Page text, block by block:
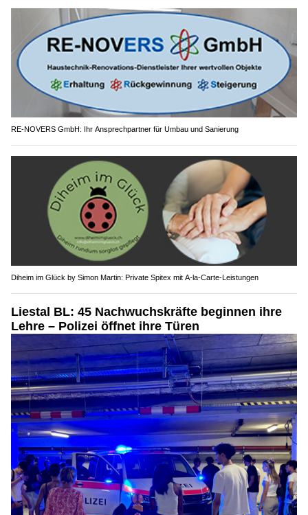
RE-NOVERS GmbH: Ihr Ansprechpartner für Umbau und Sanierung
Diheim im Glück by Simon Martin: Private Spitex mit A-la-Carte-Leistungen
Liestal BL: 45 Nachwuchskräfte beginnen ihre
Lehre – Polizei öffnet ihre Türen